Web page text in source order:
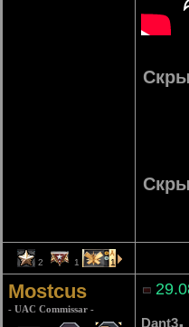
2 1 1
Mostcus
- UAC Commissar -
Dant3